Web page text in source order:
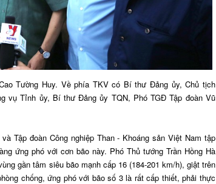
Tường Huy. Về phía TKV có Bí thư Đảng ủy, Chủ tịch
vụ Tỉnh ủy, Bí thư Đảng ủy TQN, Phó TGĐ Tập đoàn Vũ
Tập đoàn Công nghiệp Than - Khoáng sản Việt Nam tập
ứng phó với cơn bão này. Phó Thủ tướng Trần Hồng Hà
gần tâm siêu bão mạnh cấp 16 (184-201 km/h), giật trên
chống, ứng phó với bão số 3 là rất cấp thiết, phải thực